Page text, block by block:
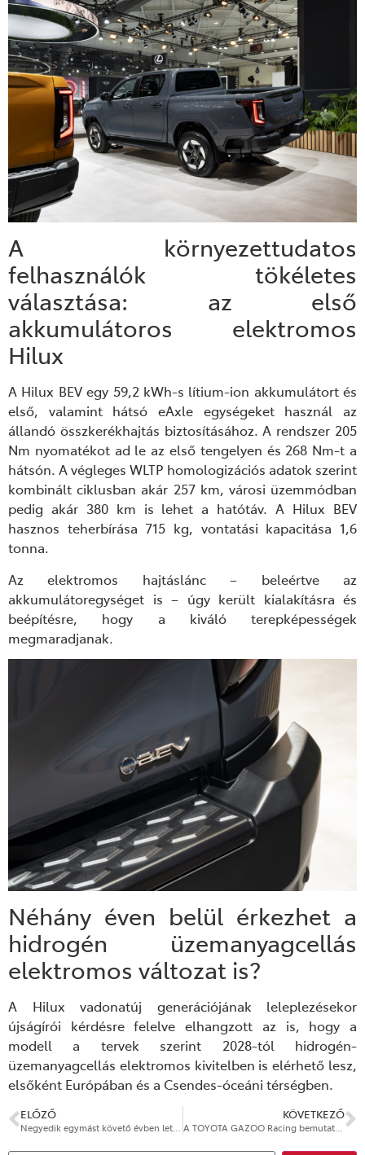
A környezettudatos
felhasználók tökéletes
választása: az első
akkumulátoros elektromos
Hilux
A Hilux BEV egy 59,2 kWh-s lítium-ion akkumulátort és
első, valamint hátsó eAxle egységeket használ az
állandó összkerékhajtás biztosításához. A rendszer 205
Nm nyomatékot ad le az első tengelyen és 268 Nm-t a
hátsón. A végleges WLTP homologizációs adatok szerint
kombinált ciklusban akár 257 km, városi üzemmódban
pedig akár 380 km is lehet a hatótáv. A Hilux BEV
hasznos teherbírása 715 kg, vontatási kapacitása 1,6
tonna.
Az elektromos hajtáslánc – beleértve az
akkumulátoregységet is – úgy került kialakításra és
beépítésre, hogy a kiváló terepképességek
megmaradjanak.
Néhány éven belül érkezhet a
hidrogén üzemanyagcellás
elektromos változat is?
A Hilux vadonatúj generációjának leleplezésekor
újságírói kérdésre felelve elhangzott az is, hogy a
modell a tervek szerint 2028-tól hidrogén-
üzemanyagcellás elektromos kivitelben is elérhető lesz,
elsőként Európában és a Csendes-óceáni térségben.
ELŐZŐ KÖVETKEZŐ
A TOYOTA GAZOO Racing bemutatta a GR Yaris MORIZO RR-t